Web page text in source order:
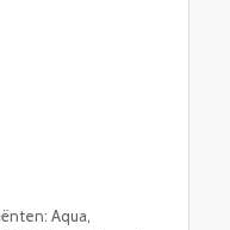
Aqua,